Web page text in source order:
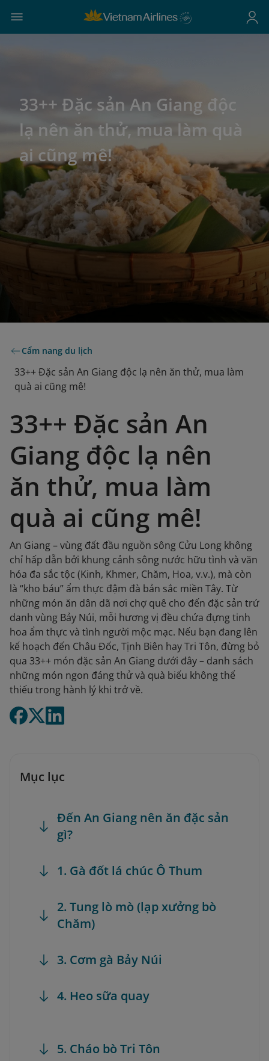
33++ Đặc sản An Giang độc
lạ nên ăn thử, mua làm quà
ai cũng mê!
Cẩm nang du lịch
33++ Đặc sản An Giang độc lạ nên ăn thử, mua làm
quà ai cũng mê!
33++ Đặc sản An
Giang độc lạ nên
ăn thử, mua làm
quà ai cũng mê!
An Giang – vùng đất đầu nguồn sông Cửu Long không
chỉ hấp dẫn bởi khung cảnh sông nước hữu tình và văn
hóa đa sắc tộc (Kinh, Khmer, Chăm, Hoa, v.v.), mà còn
là “kho báu” ẩm thực đậm đà bản sắc miền Tây. Từ
những món ăn dân dã nơi chợ quê cho đến đặc sản trứ
danh vùng Bảy Núi, mỗi hương vị đều chứa đựng tinh
hoa ẩm thực và tình người mộc mạc. Nếu bạn đang lên
kế hoạch đến Châu Đốc, Tịnh Biên hay Tri Tôn, đừng bỏ
qua 33++ món đặc sản An Giang dưới đây – danh sách
những món ngon đáng thử và quà biếu không thể
thiếu trong hành lý khi trở về.
Mục lục
Đến An Giang nên ăn đặc sản
gì?
1. Gà đốt lá chúc Ô Thum
2. Tung lò mò (lạp xưởng bò
Chăm)
3. Cơm gà Bảy Núi
4. Heo sữa quay
5. Cháo bò Tri Tôn